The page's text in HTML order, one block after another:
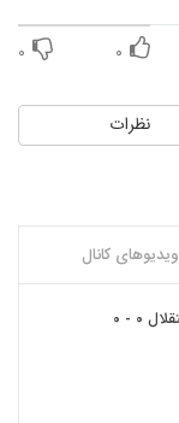
۰ ۰
نظرات
ویدیوهای کانال
خلاصه بازی ؛ استقلال ۰ - ۰